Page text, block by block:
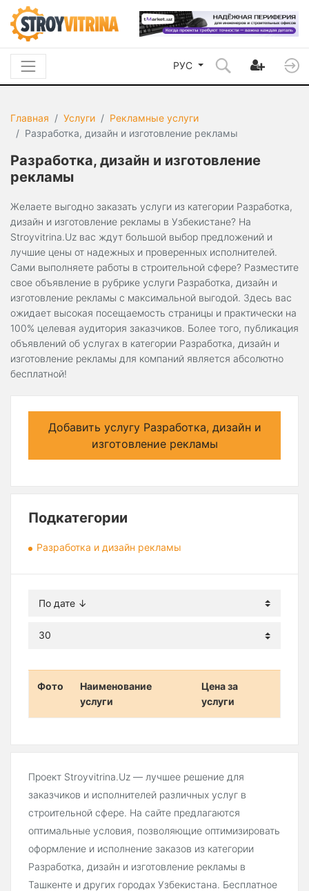
РУС
Главная Услуги
Рекламные услуги
Разработка, дизайн и изготовление рекламы
Разработка, дизайн и изготовление
рекламы
Желаете выгодно заказать услуги из категории Разработка,
дизайн и изготовление рекламы в Узбекистане? На
Stroyvitrina.Uz вас ждут большой выбор предложений и
лучшие цены от надежных и проверенных исполнителей.
Сами выполняете работы в строительной сфере? Разместите
свое объявление в рубрике услуги Разработка, дизайн и
изготовление рекламы с максимальной выгодой. Здесь вас
ожидает высокая посещаемость страницы и практически на
100% целевая аудитория заказчиков. Более того, публикация
объявлений об услугах в категории Разработка, дизайн и
изготовление рекламы для компаний является абсолютно
бесплатной!
Добавить услугу Разработка, дизайн и
изготовление рекламы
Подкатегории
Разработка и дизайн рекламы
Фото
Наименование
услуги
Цена за
услуги
Проект Stroyvitrina.Uz — лучшее решение для
заказчиков и исполнителей различных услуг в
строительной сфере. На сайте предлагаются
оптимальные условия, позволяющие оптимизировать
оформление и исполнение заказов из категории
Разработка, дизайн и изготовление рекламы в
Ташкенте и других городах Узбекистана. Бесплатное